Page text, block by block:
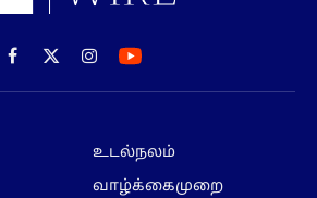
Facebook
X
(Twitter)
Instagram
உடல்நலம்
வாழ்க்கைமுறை